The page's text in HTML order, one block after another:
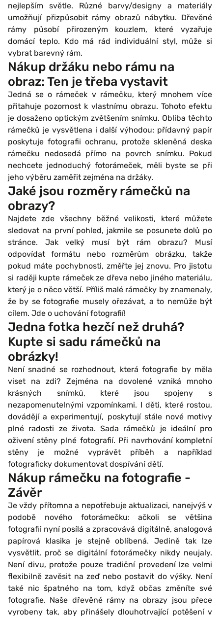
nejlepším světle. Různé barvy/designy a materiály
umožňují přizpůsobit rámy obrazů nábytku. Dřevěné
rámy působí přirozeným kouzlem, které vyzařuje
domácí teplo. Kdo má rád individuální styl, může si
vybrat barevný rám.
Nákup držáku nebo rámu na
obraz: Ten je třeba vystavit
Jedná se o rámeček v rámečku, který mnohem více
přitahuje pozornost k vlastnímu obrazu. Tohoto efektu
je dosaženo optickým zvětšením snímku. Obliba těchto
rámečků je vysvětlena i další výhodou: přídavný papír
poskytuje fotografii ochranu, protože skleněná deska
rámečku nedosedá přímo na povrch snímku. Pokud
nechcete jednoduchý fotorámeček, měli byste se při
jeho výběru zaměřit zejména na držáky.
Jaké jsou rozměry rámečků na
obrazy?
Najdete zde všechny běžné velikosti, které můžete
sledovat na první pohled, jakmile se posunete dolů po
stránce. Jak velký musí být rám obrazu? Musí
odpovídat formátu nebo rozměrům obrázku, takže
pokud máte pochybnosti, změřte jej znovu. Pro jistotu
si raději kupte rámeček ze dřeva nebo jiného materiálu,
který je o něco větší. Příliš malé rámečky by znamenaly,
že by se fotografie musely ořezávat, a to nemůže být
cílem. Jde o uchování fotografií!
Jedna fotka hezčí než druhá?
Kupte si sadu rámečků na
obrázky!
Není snadné se rozhodnout, která fotografie by měla
viset na zdi? Zejména na dovolené vzniká mnoho
krásných snímků, které jsou spojeny s
nezapomenutelnými vzpomínkami. I děti, které rostou,
dovádějí a experimentují, poskytují stále nové motivy
plné radosti ze života. Sada rámečků je ideální pro
oživení stěny plné fotografií. Při navrhování kompletní
stěny je možné vyprávět příběh a například
fotograficky dokumentovat dospívání dětí.
Nákup rámečku na fotografie -
Závěr
Je vždy přítomna a nepotřebuje aktualizaci, nanejvýš v
podobě nového fotorámečku: ačkoli se většina
fotografií nyní posílá a zpracovává digitálně, analogová
papírová klasika je stejně oblíbená. Jedině tak lze
vysvětlit, proč se digitální fotorámečky nikdy neujaly.
Není divu, protože pouze tradiční provedení lze velmi
flexibilně zavěsit na zeď nebo postavit do výšky. Není
také nic špatného na tom, když občas změníte své
fotografie. Naše dřevěné rámy na obrazy jsou přece
vyrobeny tak, aby přinášely dlouhotrvající potěšení v